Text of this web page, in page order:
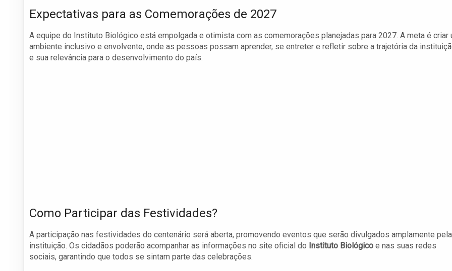
Expectativas para as Comemorações de 2027
A equipe do Instituto Biológico está empolgada e otimista com as comemorações planejadas para 2027. A meta é criar
ambiente inclusivo e envolvente, onde as pessoas possam aprender, se entreter e refletir sobre a trajetória da
e sua relevância para o desenvolvimento do país.
Como Participar das Festividades?
A participação nas festividades do centenário será aberta, promovendo eventos que serão divulgados amplamente pela
instituição. Os cidadãos poderão acompanhar as informações no site oficial do Instituto Biológico e nas suas redes
sociais, garantindo que todos se sintam parte das celebrações.